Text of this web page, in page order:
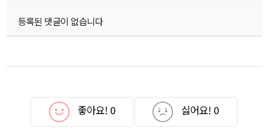
등록된 댓글이 없습니다
좋아요! 0 싫어요! 0